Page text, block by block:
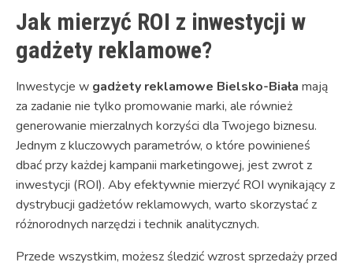
Jak mierzyć ROI z inwestycji w
gadżety reklamowe?
Inwestycje w gadżety reklamowe Bielsko-Biała mają
za zadanie nie tylko promowanie marki, ale również
generowanie mierzalnych korzyści dla Twojego biznesu.
Jednym z kluczowych parametrów, o które powinieneś
dbać przy każdej kampanii marketingowej, jest zwrot z
inwestycji (ROI). Aby efektywnie mierzyć ROI wynikający z
dystrybucji gadżetów reklamowych, warto skorzystać z
różnorodnych narzędzi i technik analitycznych.
Przede wszystkim, możesz śledzić wzrost sprzedaży przed